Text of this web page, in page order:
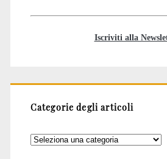
Iscriviti alla
Categorie degli articoli
Categorie